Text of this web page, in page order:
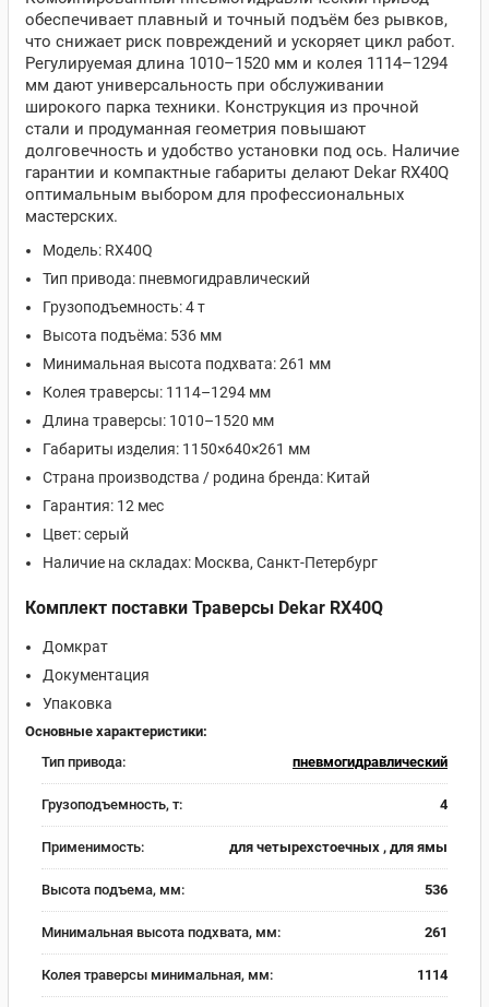
обеспечивает плавный и точный подъём без рывков,
что снижает риск повреждений и ускоряет цикл работ.
Регулируемая длина 1010–1520 мм и колея 1114–1294
мм дают универсальность при обслуживании
широкого парка техники. Конструкция из прочной
стали и продуманная геометрия повышают
долговечность и удобство установки под ось. Наличие
гарантии и компактные габариты делают Dekar RX40Q
оптимальным выбором для профессиональных
мастерских.
Модель: RX40Q
Тип привода: пневмогидравлический
Грузоподъемность: 4 т
Высота подъёма: 536 мм
Минимальная высота подхвата: 261 мм
Колея траверсы: 1114–1294 мм
Длина траверсы: 1010–1520 мм
Габариты изделия: 1150×640×261 мм
Страна производства / родина бренда: Китай
Гарантия: 12 мес
Цвет: серый
Наличие на складах: Москва, Санкт‑Петербург
Комплект поставки Траверсы Dekar RX40Q
Домкрат
Документация
Упаковка
Основные характеристики:
Тип привода:
пневмогидравлический
Грузоподъемность, т: 4
Применимость: для четырехстоечных , для ямы
Высота подъема, мм: 536
Минимальная высота подхвата, мм: 261
Колея траверсы минимальная, мм: 1114